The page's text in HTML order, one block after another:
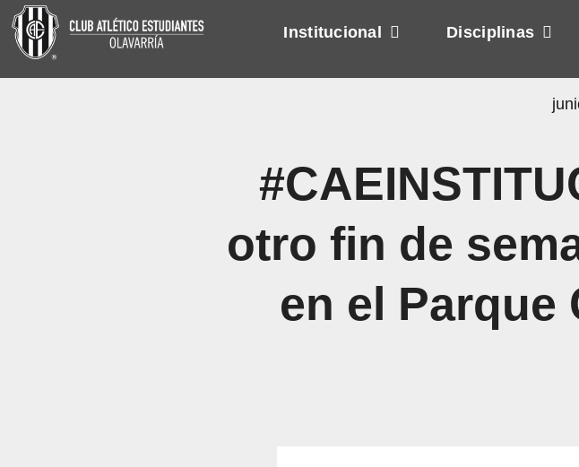
Skip
Institucional Disciplinas
otro fin de
en el Parque